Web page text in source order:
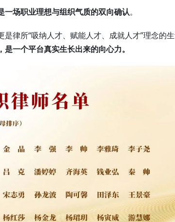
一场职业理想与组织气质的双向确认。
律所“吸纳人才、赋能人才、成就人才”理念的
一个平台真实生长出来的向心力。